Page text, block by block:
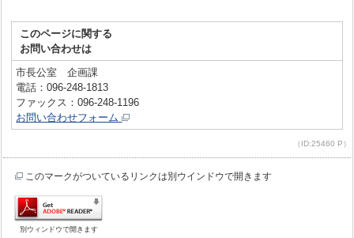
このページに関する
お問い合わせは
市長公室 企画課
電話：096-248-1813
ファックス：096-248-1196
お問い合わせフォーム
（ID:25460 P）
このマークがついているリンクは別ウインドウで開きます
別ウィンドウで開きます